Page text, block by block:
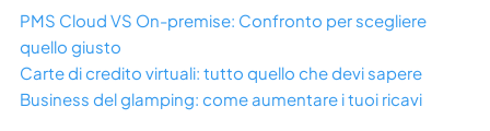
PMS Cloud VS On-premise: Confronto per scegliere
quello giusto
Carte di credito virtuali: tutto quello che devi sapere
Business del glamping: come aumentare i tuoi ricavi